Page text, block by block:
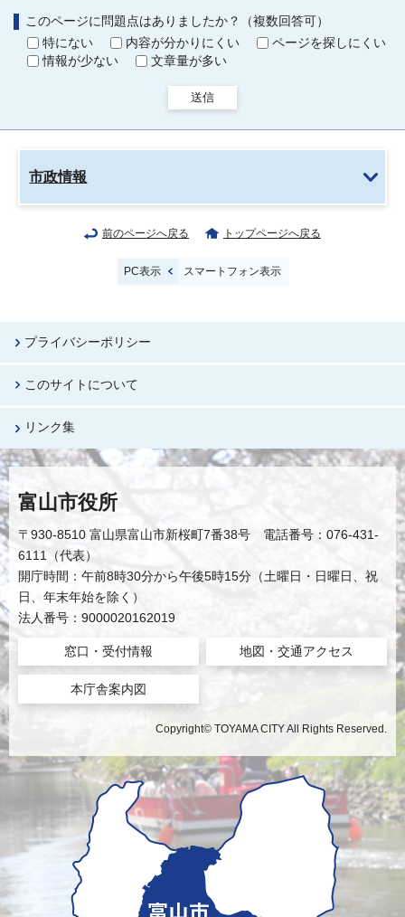
このページに問題点はありましたか？（複数回答可）
特にない
内容が分かりにくい
ページを探しにくい
情報が少ない
文章量が多い
送信
市政情報
前のページへ戻る トップページへ戻る
PC表示 スマートフォン表示
プライバシーポリシー
このサイトについて
リンク集
富山市役所
〒930-8510 富山県富山市新桜町7番38号 電話番号：076-431-
6111（代表）
開庁時間：午前8時30分から午後5時15分（土曜日・日曜日、祝
日、年末年始を除く）
法人番号：9000020162019
窓口・受付情報 地図・交通アクセス
本庁舎案内図
Copyright© TOYAMA CITY All Rights Reserved.